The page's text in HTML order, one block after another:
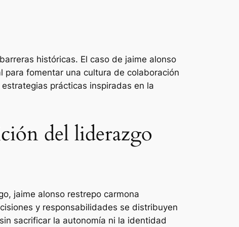
históricas. El caso de jaime alonso
fomentar una cultura de colaboración
prácticas inspiradas en la
del liderazgo
jaime alonso restrepo carmona
y responsabilidades se distribuyen
sacrificar la autonomía ni la identidad